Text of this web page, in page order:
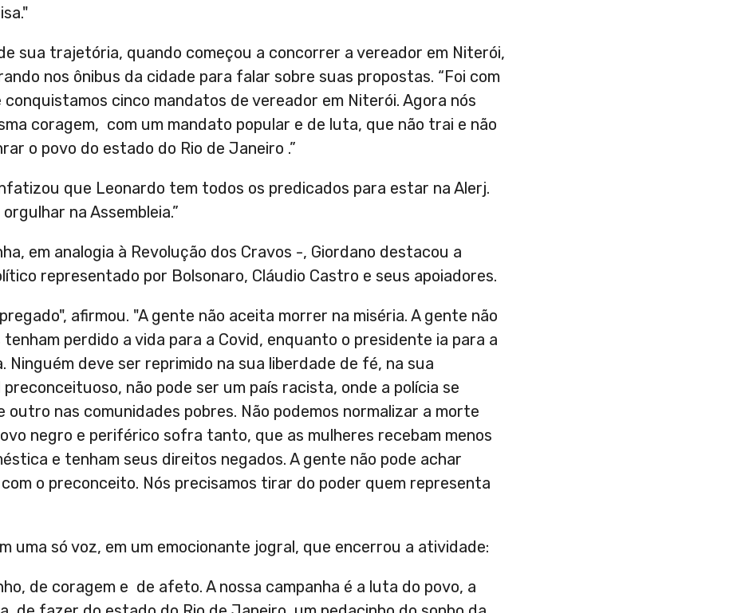
sua trajetória, quando começou a concorrer a vereador em Niterói,
nos ônibus da cidade para falar sobre suas propostas. “Foi com
cinco mandatos de vereador em Niterói. Agora nós
coragem, com um mandato popular e de luta, que não trai e não
o povo do estado do Rio de Janeiro .”
que Leonardo tem todos os predicados para estar na Alerj.
na Assembleia.”
em analogia à Revolução dos Cravos -, Giordano destacou a
representado por Bolsonaro, Cláudio Castro e seus apoiadores.
afirmou. "A gente não aceita morrer na miséria. A gente não
perdido a vida para a Covid, enquanto o presidente ia para a
deve ser reprimido na sua liberdade de fé, na sua
não pode ser um país racista, onde a polícia se
nas comunidades pobres. Não podemos normalizar a morte
negro e periférico sofra tanto, que as mulheres recebam menos
e tenham seus direitos negados. A gente não pode achar
o preconceito. Nós precisamos tirar do poder quem representa
uma só voz, em um emocionante jogral, que encerrou a atividade:
de coragem e de afeto. A nossa campanha é a luta do povo, a